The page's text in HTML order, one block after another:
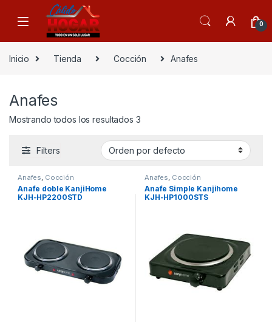
Skip to navigation
Skip to content
0
Inicio Tienda Cocción Anafes
Anafes
Mostrando todos los resultados 3
Filters
Anafes, Cocción
Anafe doble KanjiHome
KJH-HP2200STD
Anafes, Cocción
Anafe Simple Kanjihome
KJH-HP1000STS